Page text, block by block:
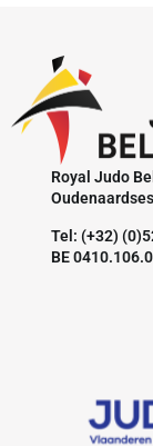
Royal Judo
Tel: (+32)
BE